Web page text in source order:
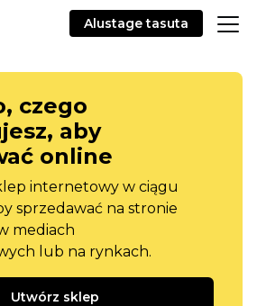
Alustage tasuta
czego
aby
online
internetowy w ciągu
sprzedawać na stronie
mediach
lub na rynkach.
Utwórz sklep